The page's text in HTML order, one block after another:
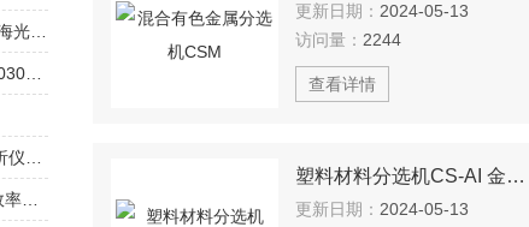
更新日期： 2024-05-13
访问量： 2244
查看详情
塑料材料分选机CS-AI 金属分选机
更新日期： 2024-05-13
多参数水质荧光快速检测——g-freud东海光学FC-2便携式荧光光度计
韩国 G-WON连续单粒水分计 SIGMA-3030：精准控制稻谷水分的高效解决方案
粉末白度计C-130：提高粉末白度测量效率与准确性的专业工具